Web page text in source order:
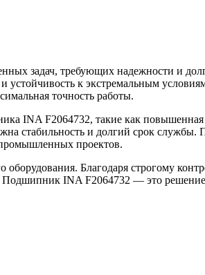
задач, требующих надежности и
устойчивость к экстремальным
точность работы.
INA F2064732, такие как повышенная
стабильность и долгий срок
проектов.
Благодаря строгому
INA F2064732 — это